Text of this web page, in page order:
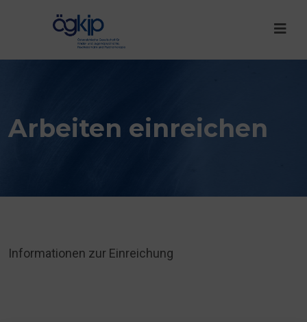
Arbeiten einreichen
Informationen zur Einreichung